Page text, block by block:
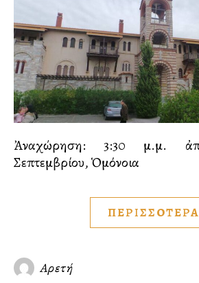
Ἀναχώρηση: 3:30 μ.μ. ἀπὸ ἀρχὲς 3ης
Σεπτεμβρίου, Ὁμόνοια
ΠΕΡΙΣΣΟΤΕΡΑ
Αρετή